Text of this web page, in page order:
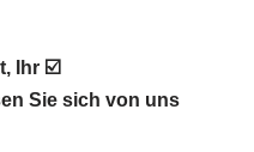
Ihr ☑️
Sie sich von uns